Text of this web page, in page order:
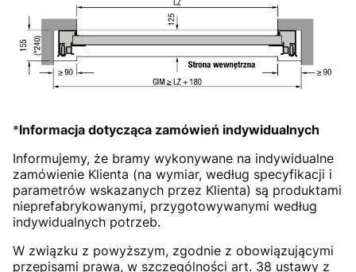
*Informacja dotycząca zamówień indywidualnych
Informujemy, że bramy wykonywane na indywidualne
zamówienie Klienta (na wymiar, według specyfikacji i
parametrów wskazanych przez Klienta) są produktami
nieprefabrykowanymi, przygotowywanymi według
indywidualnych potrzeb.
W związku z powyższym, zgodnie z obowiązującymi
przepisami prawa, w szczególności art. 38 ustawy z